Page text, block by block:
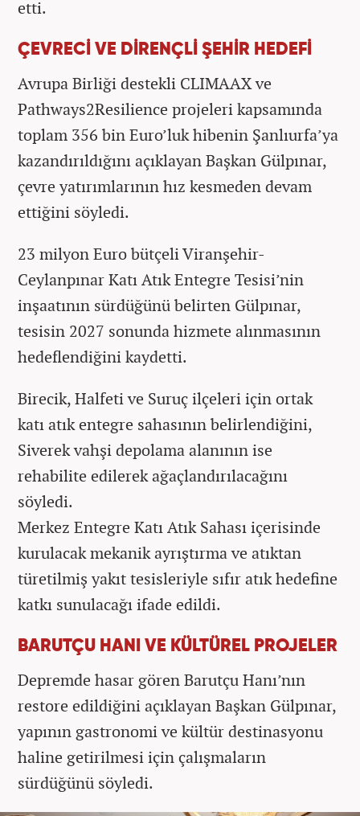
etti.
ÇEVRECİ VE DİRENÇLİ ŞEHİR HEDEFİ
Avrupa Birliği destekli CLIMAAX ve
Pathways2Resilience projeleri kapsamında
toplam 356 bin Euro’luk hibenin Şanlıurfa’ya
kazandırıldığını açıklayan Başkan Gülpınar,
çevre yatırımlarının hız kesmeden devam
ettiğini söyledi.
23 milyon Euro bütçeli Viranşehir-
Ceylanpınar Katı Atık Entegre Tesisi’nin
inşaatının sürdüğünü belirten Gülpınar,
tesisin 2027 sonunda hizmete alınmasının
hedeflendiğini kaydetti.
Birecik, Halfeti ve Suruç ilçeleri için ortak
katı atık entegre sahasının belirlendiğini,
Siverek vahşi depolama alanının ise
rehabilite edilerek ağaçlandırılacağını
söyledi.
Merkez Entegre Katı Atık Sahası içerisinde
kurulacak mekanik ayrıştırma ve atıktan
türetilmiş yakıt tesisleriyle sıfır atık hedefine
katkı sunulacağı ifade edildi.
BARUTÇU HANI VE KÜLTÜREL PROJELER
Depremde hasar gören Barutçu Hanı’nın
restore edildiğini açıklayan Başkan Gülpınar,
yapının gastronomi ve kültür destinasyonu
haline getirilmesi için çalışmaların
sürdüğünü söyledi.